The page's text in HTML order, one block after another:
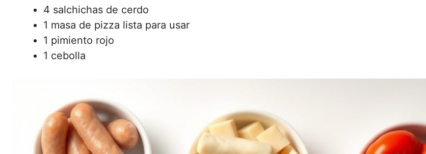
4 salchichas de cerdo
1 masa de pizza lista para usar
1 pimiento rojo
1 cebolla